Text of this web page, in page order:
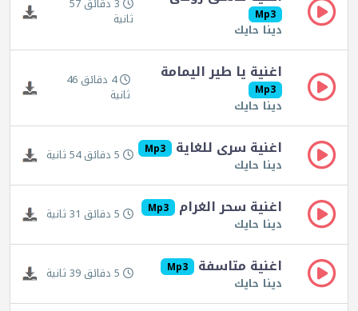
Mp3
دينا حايك
3 دقائق 57
ثانية
اغنية يا طير اليمامة
Mp3
دينا حايك
4 دقائق 46
ثانية
اغنية سرى للغاية Mp3
دينا حايك 5 دقائق 54 ثانية
اغنية سحر الغرام Mp3
دينا حايك 5 دقائق 31 ثانية
اغنية متاسفة Mp3
دينا حايك 5 دقائق 39 ثانية